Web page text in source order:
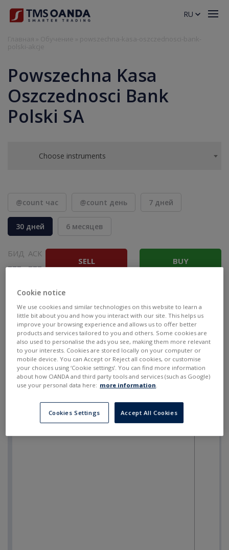
Powszechna Kasa
Oszczednosci Bank
Polski SA
Choose instruments
@count час @count день 7 дней
30 дней 6 месяцев
БИД
---
АСК
--- SELL BUY
RU
Cookie notice
We use cookies and similar technologies on this website to learn a
little bit about you and how you interact with our site. This helps us
improve your browsing experience and allows us to offer better
products and services tailored to you and others. Some cookies are
also used to personalise the ads you see, making them more relevant
to your interests. Cookies are stored locally on your computer or
mobile device. You can Accept or Reject all cookies, or customise
your choices using ‘Cookie settings’. You can find more information
about how OANDA and third party tools and services (such as Google)
use your personal data here: more information
Cookies Settings Accept All Cookies